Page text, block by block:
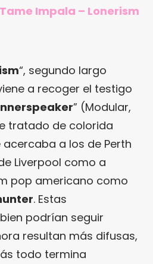
Impala – Lonerism
“, segundo largo
a recoger el testigo
” (Modular,
tratado de colorida
a los de Perth
Liverpool como a
pop americano como
. Estas
podrían seguir
resultan más difusas,
todo termina